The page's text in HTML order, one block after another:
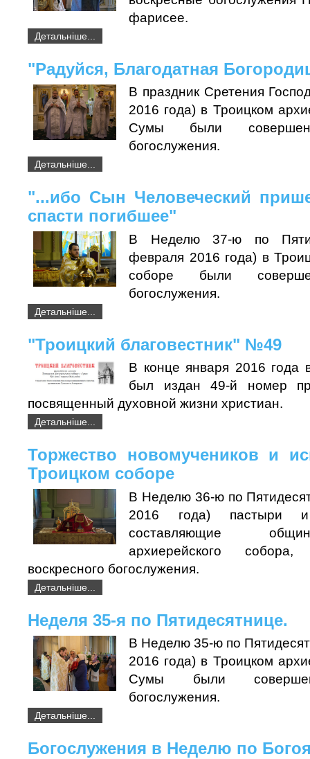
фарисее.
Детальніше...
"Радуйся, Благодатная
В праздник Сретения
2016 года) в Троицком
Сумы были
богослужения.
Детальніше...
"...ибо Сын Человеческий
спасти погибшее"
В Неделю 37-ю по
февраля 2016 года) в
соборе были
богослужения.
Детальніше...
"Троицкий благовестник" №49
В конце января 2016 года
был издан 49-й номер
посвященный духовной жизни христиан.
Детальніше...
Торжество новомучеников и
Троицком соборе
В Неделю 36-ю по
2016 года) пастыри
составляющие
архиерейского
воскресного богослужения.
Детальніше...
Неделя 35-я по Пятидесятнице.
В Неделю 35-ю по
2016 года) в Троицком
Сумы были
богослужения.
Детальніше...
Богослужения в Неделю по